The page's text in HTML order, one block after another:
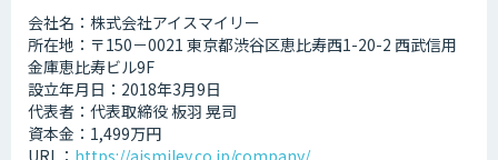
会社名：株式会社アイスマイリー
所在地：〒150－0021 東京都渋谷区恵比寿西1-20-2 西武信用
金庫恵比寿ビル9F
設立年月日：2018年3月9日
代表者：代表取締役 板羽 晃司
資本金：1,499万円